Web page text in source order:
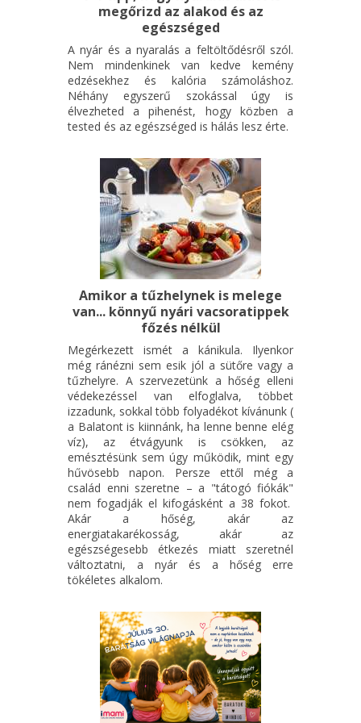
Teljes árú: 2500Ft
Diák, nyugdíjas, pedagógus: 2100Ft
Családi (2 fenőtt, 2 gyerek): 8500 Ft
Jegyvásárlás itt!
megőrizd az alakod és az
egészséged
A nyár és a nyaralás a feltöltődésről szól.
Nem mindenkinek van kedve kemény
edzésekhez és kalória számoláshoz.
Néhány egyszerű szokással úgy is
élvezheted a pihenést, hogy közben a
tested és az egészséged is hálás lesz érte.
Amikor a tűzhelynek is melege
van... könnyű nyári vacsoratippek
főzés nélkül
Megérkezett ismét a kánikula. Ilyenkor
még ránézni sem esik jól a sütőre vagy a
tűzhelyre. A szervezetünk a hőség elleni
védekezéssel van elfoglalva, többet
izzadunk, sokkal több folyadékot kívánunk (
a Balatont is kiinnánk, ha lenne benne elég
víz), az étvágyunk is csökken, az
emésztésünk sem úgy működik, mint egy
hűvösebb napon. Persze ettől még a
család enni szeretne – a "tátogó fiókák"
nem fogadják el kifogásként a 38 fokot.
Akár a hőség, akár az
energiatakarékosság, akár az
egészségesebb étkezés miatt szeretnél
változtatni, a nyár és a hőség erre
tökéletes alkalom.